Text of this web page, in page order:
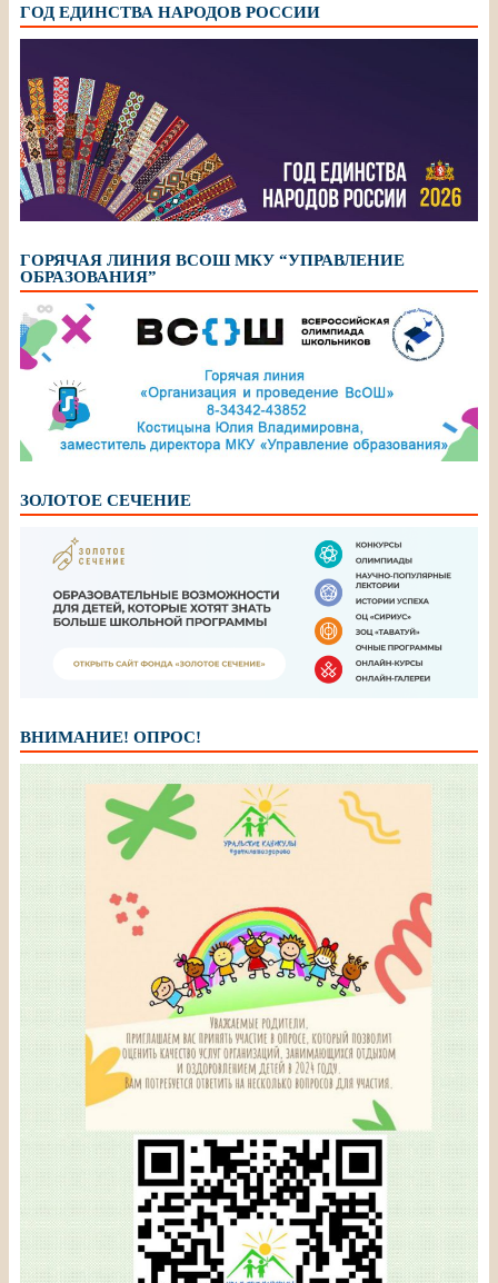
ГОД ЕДИНСТВА НАРОДОВ РОССИИ
ГОРЯЧАЯ ЛИНИЯ ВСОШ МКУ “УПРАВЛЕНИЕ
ОБРАЗОВАНИЯ”
ЗОЛОТОЕ СЕЧЕНИЕ
ВНИМАНИЕ! ОПРОС!